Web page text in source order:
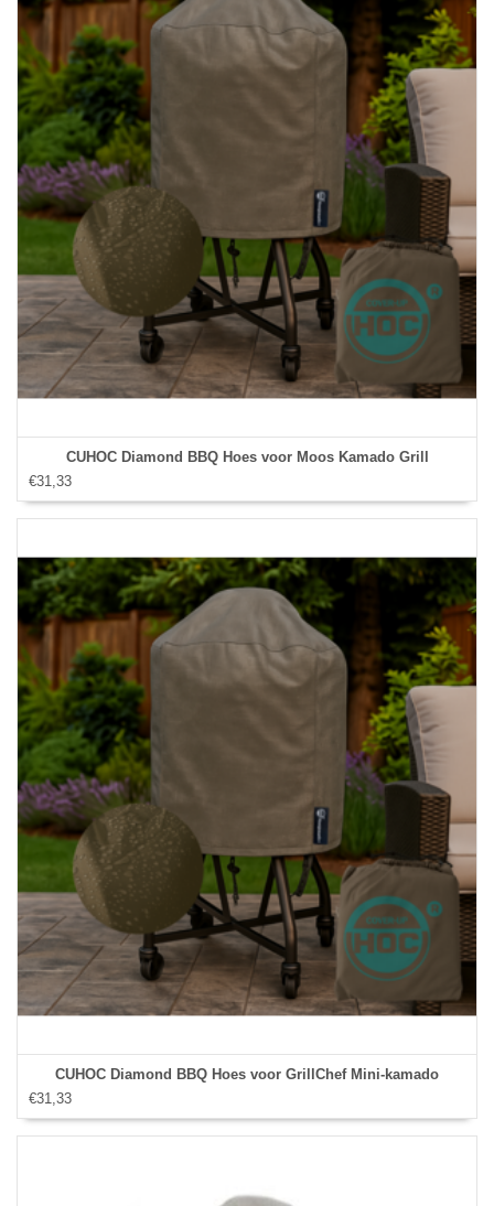
CUHOC Diamond BBQ Hoes voor Moos Kamado Grill
€31,33
CUHOC Diamond BBQ Hoes voor GrillChef Mini-kamado
€31,33